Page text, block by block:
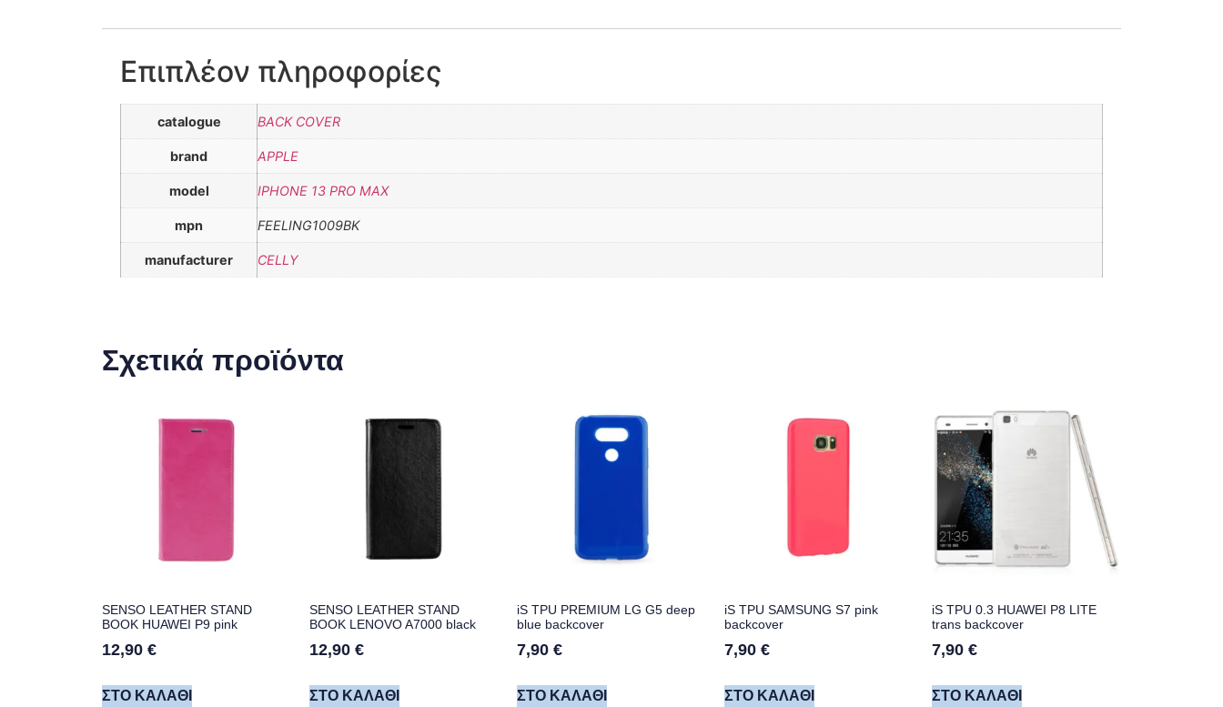
Επιπλέον πληροφορίες
catalogue BACK COVER
brand APPLE
model IPHONE 13 PRO MAX
mpn FEELING1009BK
manufacturer CELLY
Σχετικά προϊόντα
SENSO LEATHER STAND
BOOK HUAWEI P9 pink
12,90 €
ΣΤΟ ΚΑΛΆΘΙ
SENSO LEATHER STAND
BOOK LENOVO A7000 black
12,90 €
ΣΤΟ ΚΑΛΆΘΙ
iS TPU PREMIUM LG G5 deep
blue backcover
7,90 €
ΣΤΟ ΚΑΛΆΘΙ
iS TPU SAMSUNG S7 pink
backcover
7,90 €
ΣΤΟ ΚΑΛΆΘΙ
iS TPU 0.3 HUAWEI P8 LITE
trans backcover
7,90 €
ΣΤΟ ΚΑΛΆΘΙ